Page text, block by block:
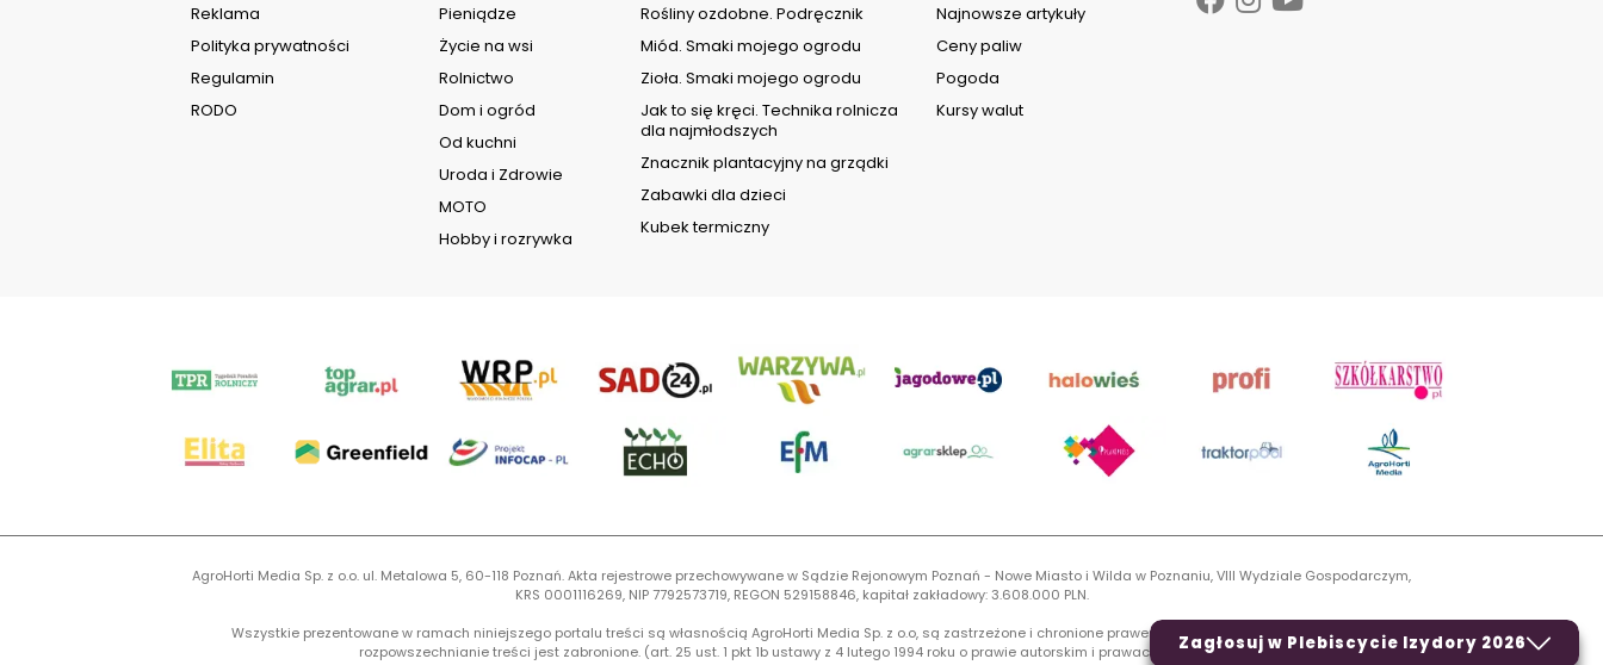
Zagłosuj w Plebiscycie Izydory 2026
Reklama
Polityka prywatności
Regulamin
RODO
Pieniądze
Życie na wsi
Rolnictwo
Dom i ogród
Od kuchni
Uroda i Zdrowie
MOTO
Hobby i rozrywka
Rośliny ozdobne. Podręcznik
Miód. Smaki mojego ogrodu
Zioła. Smaki mojego ogrodu
Jak to się kręci. Technika rolnicza
dla najmłodszych
Znacznik plantacyjny na grządki
Zabawki dla dzieci
Kubek termiczny
Najnowsze artykuły
Ceny paliw
Pogoda
Kursy walut
AgroHorti Media Sp. z o.o. ul. Metalowa 5, 60-118 Poznań. Akta rejestrowe przechowywane w Sądzie Rejonowym Poznań - Nowe Miasto i Wilda w Poznaniu, VIII Wydziale Gospodarczym,
KRS 0001116269, NIP 7792573719, REGON 529158846, kapitał zakładowy: 3.608.000 PLN.
Wszystkie prezentowane w ramach niniejszego portalu treści są własnością AgroHorti Media Sp. z o.o, są zastrzeżone i chronione prawem autorskim, kopiowanie i dalsze
rozpowszechnianie treści jest zabronione. (art. 25 ust. 1 pkt 1b ustawy z 4 lutego 1994 roku o prawie autorskim i prawach pokrewnych.